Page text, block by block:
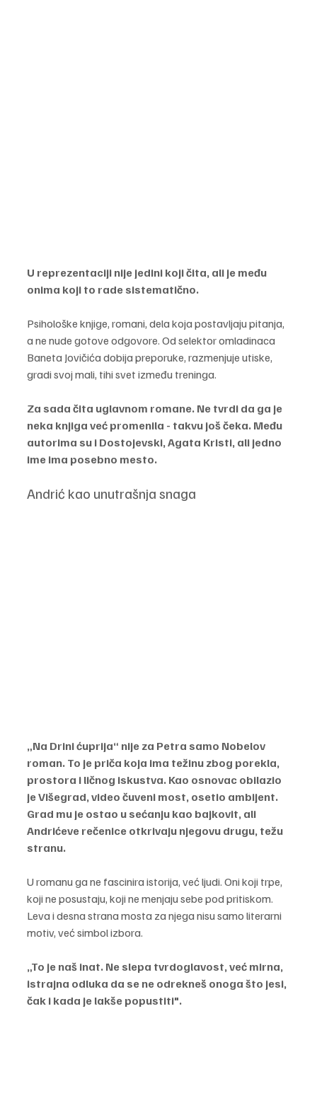
U reprezentaciji nije jedini koji čita, ali je među
onima koji to rade sistematično.
Psihološke knjige, romani, dela koja postavljaju pitanja,
a ne nude gotove odgovore. Od selektor omladinaca
Baneta Jovičića dobija preporuke, razmenjuje utiske,
gradi svoj mali, tihi svet između treninga.
Za sada čita uglavnom romane. Ne tvrdi da ga je
neka knjiga već promenila - takvu još čeka. Među
autorima su i Dostojevski, Agata Kristi, ali jedno
ime ima posebno mesto.
Andrić kao unutrašnja snaga
„Na Drini ćuprija“ nije za Petra samo Nobelov
roman. To je priča koja ima težinu zbog porekla,
prostora i ličnog iskustva. Kao osnovac obilazio
je Višegrad, video čuveni most, osetio ambijent.
Grad mu je ostao u sećanju kao bajkovit, ali
Andrićeve rečenice otkrivaju njegovu drugu, težu
stranu.
U romanu ga ne fascinira istorija, već ljudi. Oni koji trpe,
koji ne posustaju, koji ne menjaju sebe pod pritiskom.
Leva i desna strana mosta za njega nisu samo literarni
motiv, već simbol izbora.
„To je naš inat. Ne slepa tvrdoglavost, već mirna,
istrajna odluka da se ne odrekneš onoga što jesi,
čak i kada je lakše popustiti".